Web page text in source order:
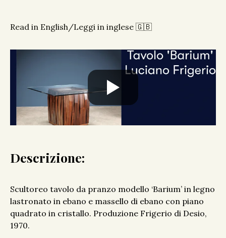
Read in English/Leggi in inglese 🇬🇧
Descrizione:
Scultoreo tavolo da pranzo modello ‘Barium’ in legno
lastronato in ebano e massello di ebano con piano
quadrato in cristallo. Produzione Frigerio di Desio,
1970.